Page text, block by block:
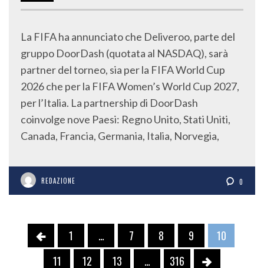
gruppo DoorDash (quotata al NASDAQ), sarà
partner del torneo, sia per la FIFA World Cup
2026 che per la FIFA Women’s World Cup 2027,
per l’Italia. La partnership di DoorDash
coinvolge nove Paesi: Regno Unito, Stati Uniti,
Canada, Francia, Germania, Italia, Norvegia,
1 … 7 8 9
10
11
12 13 … 316